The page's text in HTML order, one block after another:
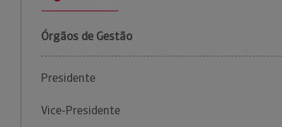
Órgãos de Gestão
Presidente
Vice-Presidente